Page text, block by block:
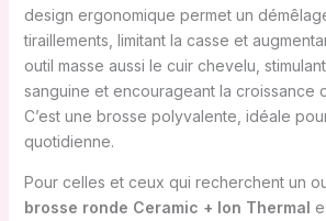
design ergonomique permet un
tiraillements, limitant la casse et
outil masse aussi le cuir chevelu,
sanguine et encourageant la croissance
C’est une brosse polyvalente, idéale
quotidienne.
Pour celles et ceux qui recherchent un
brosse ronde Ceramic + Ion Thermal